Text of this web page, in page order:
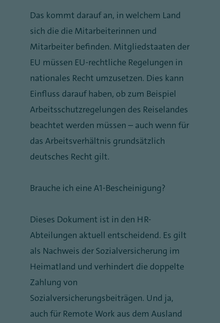
Das kommt darauf an, in welchem Land
sich die die Mitarbeiterinnen und
Mitarbeiter befinden. Mitgliedstaaten der
EU müssen EU-rechtliche Regelungen in
nationales Recht umzusetzen. Dies kann
Einfluss darauf haben, ob zum Beispiel
Arbeitsschutzregelungen des Reiselandes
beachtet werden müssen – auch wenn für
das Arbeitsverhältnis grundsätzlich
deutsches Recht gilt.
Brauche ich eine A1-Bescheinigung?
Dieses Dokument ist in den HR-
Abteilungen aktuell entscheidend. Es gilt
als Nachweis der Sozialversicherung im
Heimatland und verhindert die doppelte
Zahlung von
Sozialversicherungsbeiträgen. Und ja,
auch für Remote Work aus dem Ausland